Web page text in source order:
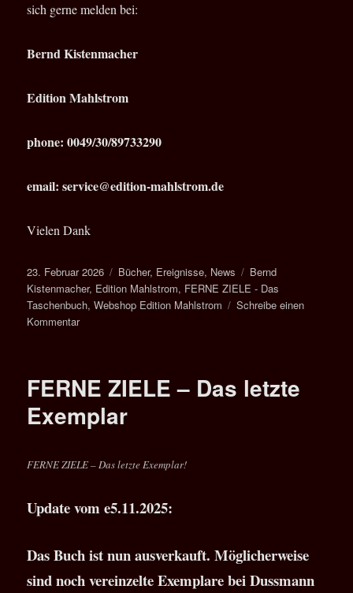
sich gerne melden bei:
Bernd Kistenmacher
Edition Mahlstrom
phone: 0049/30/89733290
email: service@edition-mahlstrom.de
Vielen Dank
Veröffentlicht
am
23. Februar 2026 Kategorien
Bücher, Ereignisse, News Schlagwörter
Bernd
Kistenmacher, Edition Mahlstrom, FERNE ZIELE - Das
Taschenbuch,Webshop Edition Mahlstrom
Schreibe einen
Kommentarzu
Webshop
FERNE ZIELE – Das letzte
Exemplar
FERNE ZIELE – Das letzte Exemplar!
Update vom e5.11.2025:
Das Buch ist nun ausverkauft. Möglicherweise
sind noch vereinzelte Exemplare bei Dussmann